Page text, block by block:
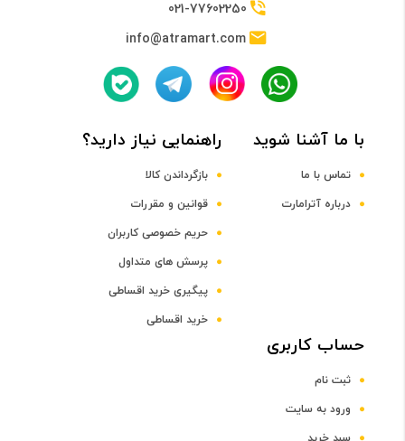
021-77602250
info@atramart.com
با ما آشنا شوید
تماس با ما
درباره آترامارت
راهنمایی نیاز دارید؟
بازگرداندن کالا
قوانین و مقررات
حریم خصوصی کاربران
پرسش های متداول
پیگیری خرید اقساطی
خرید اقساطی
حساب کاربری
ثبت نام
ورود به سایت